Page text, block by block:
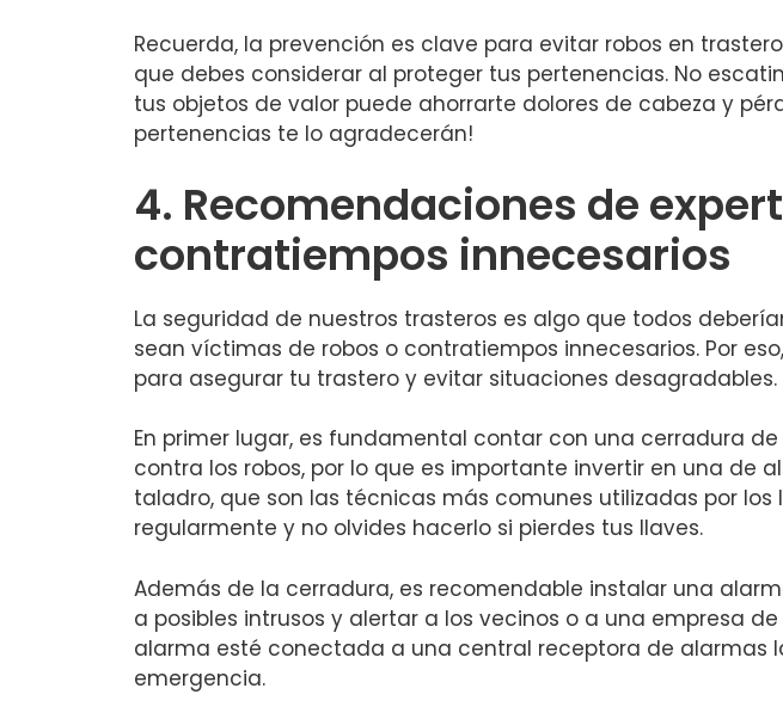
Recuerda, la prevención es clave para evitar robos en
que debes considerar al proteger tus pertenencias. No
tus objetos de valor puede ahorrarte dolores de cabeza y
pertenencias te lo agradecerán!
4.⁣ Recomendaciones de
contratiempos innecesarios
La seguridad⁤ de nuestros trasteros es algo que⁤ todos
sean víctimas de robos o contratiempos innecesarios.⁢ Por
para asegurar tu ‍trastero y evitar⁤ situaciones ⁢desagradables.
En ⁤primer lugar, es fundamental contar con una cerradura
contra‌ los robos, por lo que es importante invertir en​ una
taladro, que son las técnicas más comunes utilizadas por
⁤regularmente y no olvides hacerlo si pierdes tus llaves.
Además de la cerradura,⁣ es recomendable instalar una
a posibles intrusos y alertar ⁤a los vecinos o⁣ a⁣ una ‍empresa
alarma esté conectada a ⁢una central receptora de alarmas
⁤emergencia.